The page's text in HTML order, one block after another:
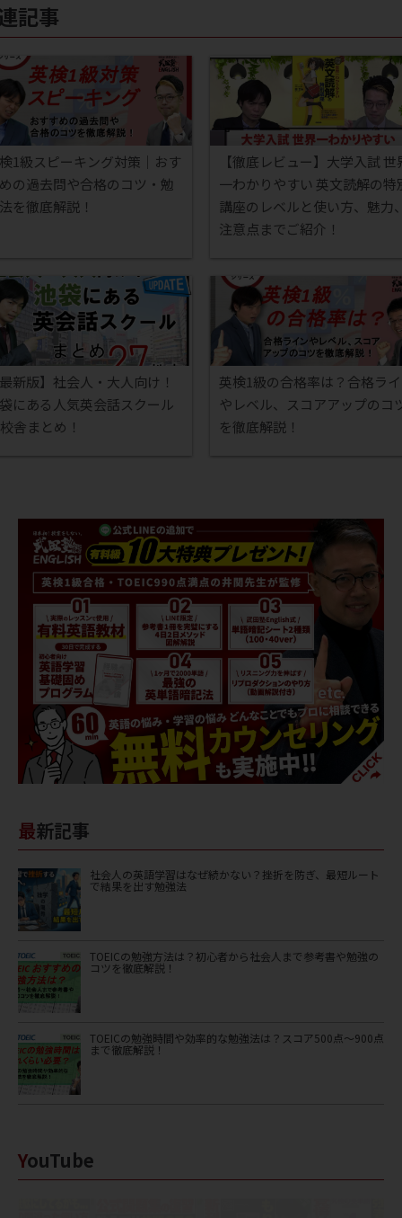
連記事
1級スピーキング対策｜おす
の過去問や合格のコツ・勉
を徹底解説！
【徹底レビュー】大学入試 世
一わかりやすい 英文読解の特
講座のレベルと使い方、魅力
注意点までご紹介！
新版】社会人・大人向け！
にある人気英会話スクール
舎まとめ！
英検1級の合格率は？合格ラ
やレベル、スコアアップのコ
を徹底解説！
最新記事
社会人の英語学習はなぜ続かない？挫折を防ぎ、最短ルート
で結果を出す勉強法
TOEICの勉強方法は？初心者から社会人まで参考書や勉強の
コツを徹底解説！
TOEICの勉強時間や効率的な勉強法は？スコア500点〜900点
まで徹底解説！
YouTube